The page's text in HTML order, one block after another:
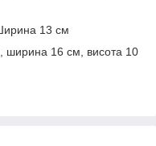
13 см
ширина 16 см, висота 10